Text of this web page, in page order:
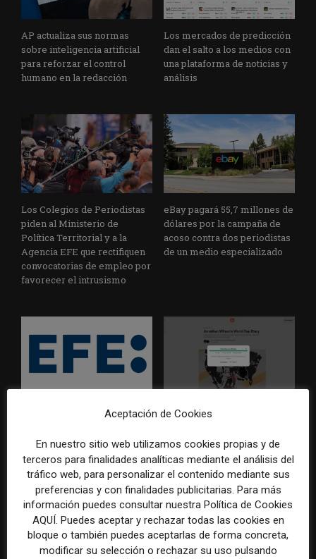
AP actualiza sus normas
sobre inteligencia artificial
para reforzar el control
humano en la redacción
Los mercados de predicción
dan el salto a los medios con
una plataforma de noticias y
análisis
Los Colegios de Periodistas
piden al Ministerio de
Política Territorial y a la
Agencia EFE que rectifiquen
convocatorias de empleo por
favorecer el intrusismo
eBay pagará 55,7 millones de
dólares por la campaña de
acoso contra dos periodistas
de un medio especializado
EFE publica una guía para
artificial en sus procesos
informativos con supervisión
humana
Substack incorpora una
cuánto contenido ha sido
escrito con inteligencia
artificial
Aceptación de Cookies
En nuestro sitio web utilizamos cookies propias y de
terceros para finalidades analíticas mediante el análisis del
tráfico web, para personalizar el contenido mediante sus
preferencias y con finalidades publicitarias. Para más
información puedes consultar nuestra Política de Cookies
AQUÍ. Puedes aceptar y rechazar todas las cookies en
bloque o también puedes aceptarlas de forma concreta,
modificar su selección o rechazar su uso pulsando